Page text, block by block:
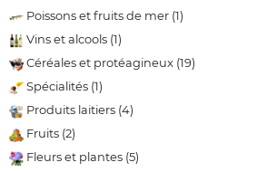
Poissons et fruits de mer (1)
Vins et alcools (1)
Céréales et protéagineux (19)
Spécialités (1)
Produits laitiers (4)
Fruits (2)
Fleurs et plantes (5)